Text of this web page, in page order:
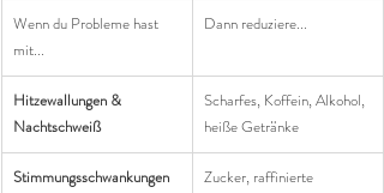
Wenn du Probleme hast
mit...
Dann reduziere...
Hitzewallungen &
Nachtschweiß
Scharfes, Koffein, Alkohol,
heiße Getränke
Stimmungsschwankungen
Zucker, raffinierte